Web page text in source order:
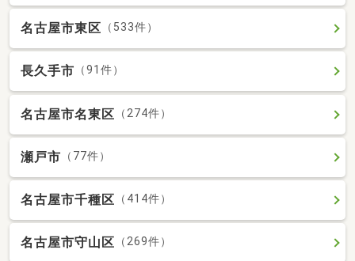
名古屋市東区 （533件）
長久手市 （91件）
名古屋市名東区 （274件）
瀬戸市 （77件）
名古屋市千種区 （414件）
名古屋市守山区 （269件）